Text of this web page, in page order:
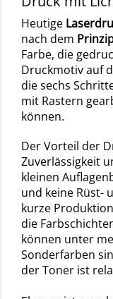
Heutige
nach dem
Farbe, die
Druckmotiv auf
die sechs
mit Rastern
können.
Der Vorteil der
Zuverlässigkeit
kleinen
und keine Rüst-
kurze
die
können unter
Sonderfarben
der Toner ist